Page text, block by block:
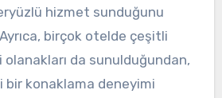
hizmet sunduğunu
birçok otelde çeşitli
da sunulduğundan,
bir konaklama deneyimi